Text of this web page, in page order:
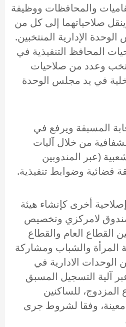
والمحافظات ووظيفة
صلاحياتهما إلى كل من
الإدارية المنتخبين.
المحافظ التنفيذية في
وعدد من صلاحيات
في يد مجلس الوحدة
المسبقة ويرفع في
من خلال آليات
(عبر المندوبين
قضائية وضوابط تنفيذية.
أخرى كإنشاء هيئة
لامركزي وتخصيص
القطاع العام والقطاع
المرأة والشباب ومشاركة
الادارية في
آلية التسجيل المسبق
المزدوج، للساكنين
وفقا لشروط جرى